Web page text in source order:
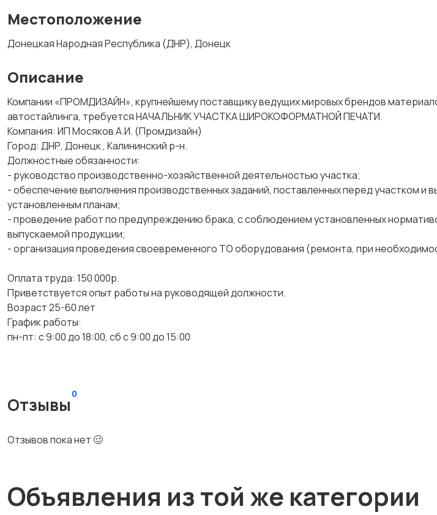
Местоположение
Донецкая Народная Республика (ДНР), Донецк
Описание
Компании «ПРОМДИЗАЙН», крупнейшему поставщику ведущих мировых брендов
автостайлинга, требуется НАЧАЛЬНИК УЧАСТКА ШИРОКОФОРМАТНОЙ ПЕЧАТИ.
Компания: ИП Мосяков А.И. (Промдизайн)
Город: ДНР, Донецк , Калининский р-н.
Должностные обязанности:
- руководство производственно-хозяйственной деятельностью участка;
- обеспечение выполнения производственных заданий, поставленных перед участком и
установленным планам;
- проведение работ по предупреждению брака, с соблюдением установленных
выпускаемой продукции;
- организация проведения своевременного ТО оборудования (ремонта, при
Оплата труда: 150 000р.
Приветствуется опыт работы на руководящей должности.
Возраст 25-60 лет
График работы:
пн-пт: с 9:00 до 18:00, сб с 9:00 до 15:00
Отзывы
0
Отзывов пока нет 🥴
Объявления из той же категории